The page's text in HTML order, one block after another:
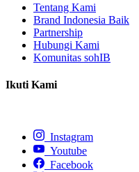
Tentang Kami
Brand Indonesia Baik
Partnership
Hubungi Kami
Komunitas sohIB
Ikuti Kami
Instagram
Youtube
Facebook